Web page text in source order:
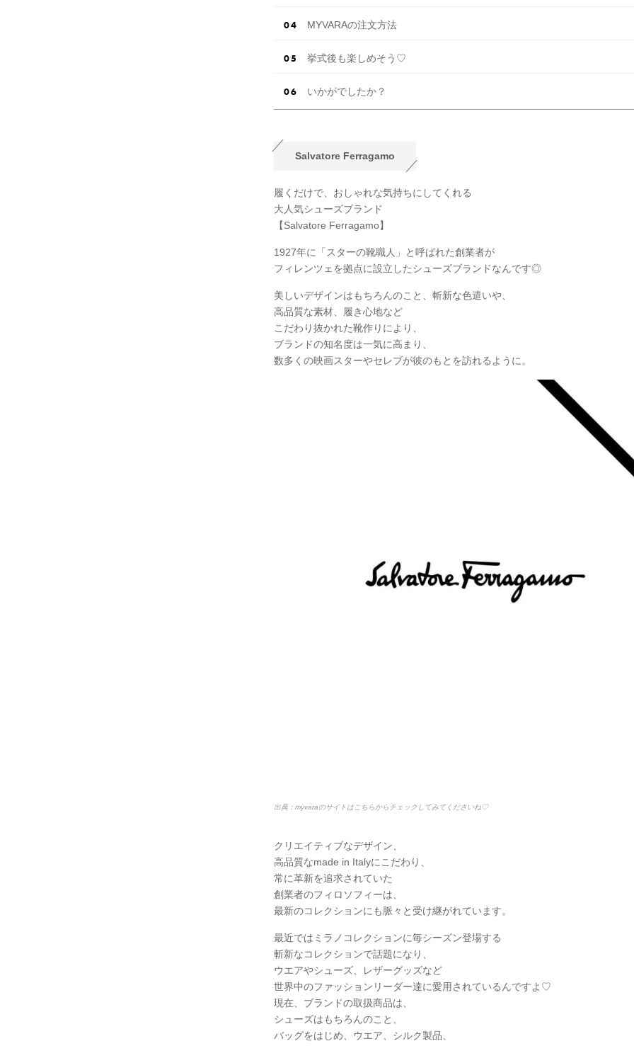
MYVARAの注文方法
挙式後も楽しめそう♡
いかがでしたか？
Salvatore Ferragamo
履くだけで、おしゃれな気持ちにしてくれる
大人気シューズブランド
【Salvatore Ferragamo】
1927年に「スターの靴職人」と呼ばれた創業者が
フィレンツェを拠点に設立したシューズブランドなんです◎
美しいデザインはもちろんのこと、斬新な色遣いや、
高品質な素材、履き心地など
こだわり抜かれた靴作りにより、
ブランドの知名度は一気に高まり、
数多くの映画スターやセレブが彼のもとを訪れるように。
出典：myvaraのサイトはこちらからチェックしてみてくださいね♡
クリエイティブなデザイン、
高品質なmade in Italyにこだわり、
常に革新を追求されていた
創業者のフィロソフィーは、
最新のコレクションにも脈々と受け継がれています。
最近ではミラノコレクションに毎シーズン登場する
斬新なコレクションで話題になり、
ウエアやシューズ、レザーグッズなど
世界中のファッションリーダー達に愛用されているんですよ♡
現在、ブランドの取扱商品は、
シューズはもちろんのこと、
バッグをはじめ、ウエア、シルク製品、